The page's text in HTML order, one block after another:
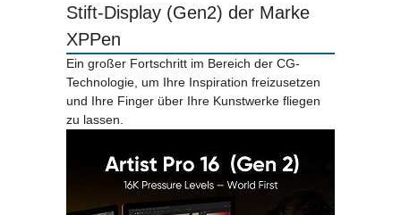
Stift-Display (Gen2) der Marke
XPPen
Ein großer Fortschritt im Bereich der CG-
Technologie, um Ihre Inspiration freizusetzen
und Ihre Finger über Ihre Kunstwerke fliegen
zu lassen.